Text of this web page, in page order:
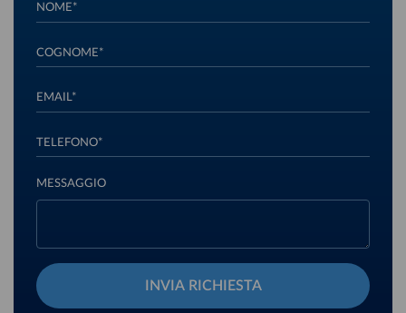
NOME*
COGNOME*
EMAIL*
TELEFONO*
MESSAGGIO
INVIA RICHIESTA